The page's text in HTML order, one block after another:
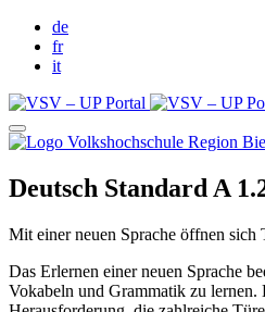
de
fr
it
Deutsch Standard A
Mit einer neuen Sprache öffnen sich
Das Erlernen einer neuen Sprache
Vokabeln und Grammatik zu lernen.